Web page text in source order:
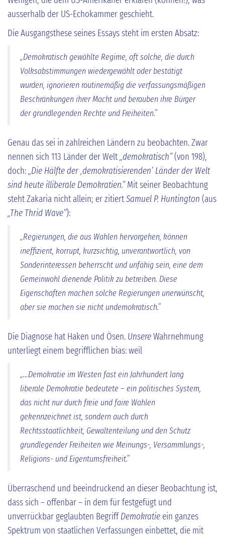
ausserhalb der US-Echokammer geschieht.
Die Ausgangsthese seines Essays steht im ersten Absatz:
„Demokratisch gewählte Regime, oft solche, die durch
Volksabstimmungen wiedergewählt oder bestätigt
wurden, ignorieren routinemäßig die verfassungsmäßigen
Beschränkungen ihrer Macht und berauben ihre Bürger
der grundlegenden Rechte und Freiheiten.”
Genau das sei in zahlreichen Ländern zu beobachten. Zwar
nennen sich 113 Länder der Welt„demokratisch”(von 198),
doch:„Die Hälfte der ‚demokratisierenden’ Länder der Welt
sind heute illiberale Demokratien.”Mit seiner Beobachtung
steht Zakaria nicht allein; er zitiertSamuel P. Huntington (aus
„The Thrid Wave”):
„Regierungen, die aus Wahlen hervorgehen, können
ineffizient, korrupt, kurzsichtig, unverantwortlich, von
Sonderinteressen beherrscht und unfähig sein, eine dem
Gemeinwohl dienende Politik zu betreiben. Diese
Eigenschaften machen solche Regierungen unerwünscht,
aber sie machen sie nicht undemokratisch.”
Die Diagnose hat Haken und Ösen. UnsereWahrnehmung
unterliegt einem begrifflichen bias: weil
„…Demokratie im Westen fast ein Jahrhundert lang
liberale Demokratie bedeutete – ein politisches System,
das nicht nur durch freie und faire Wahlen
gekennzeichnet ist, sondern auch durch
Rechtsstaatlichkeit, Gewaltenteilung und den Schutz
grundlegender Freiheiten wie Meinungs-, Versammlungs-,
Religions- und Eigentumsfreiheit.”
Überraschend und beeindruckend an dieser Beobachtung ist,
dass sich – offenbar – in dem für festgefügt und
unverrückbar geglaubten BegriffDemokratie ein ganzes
Spektrum von staatlichen Verfassungen einbettet, die mit